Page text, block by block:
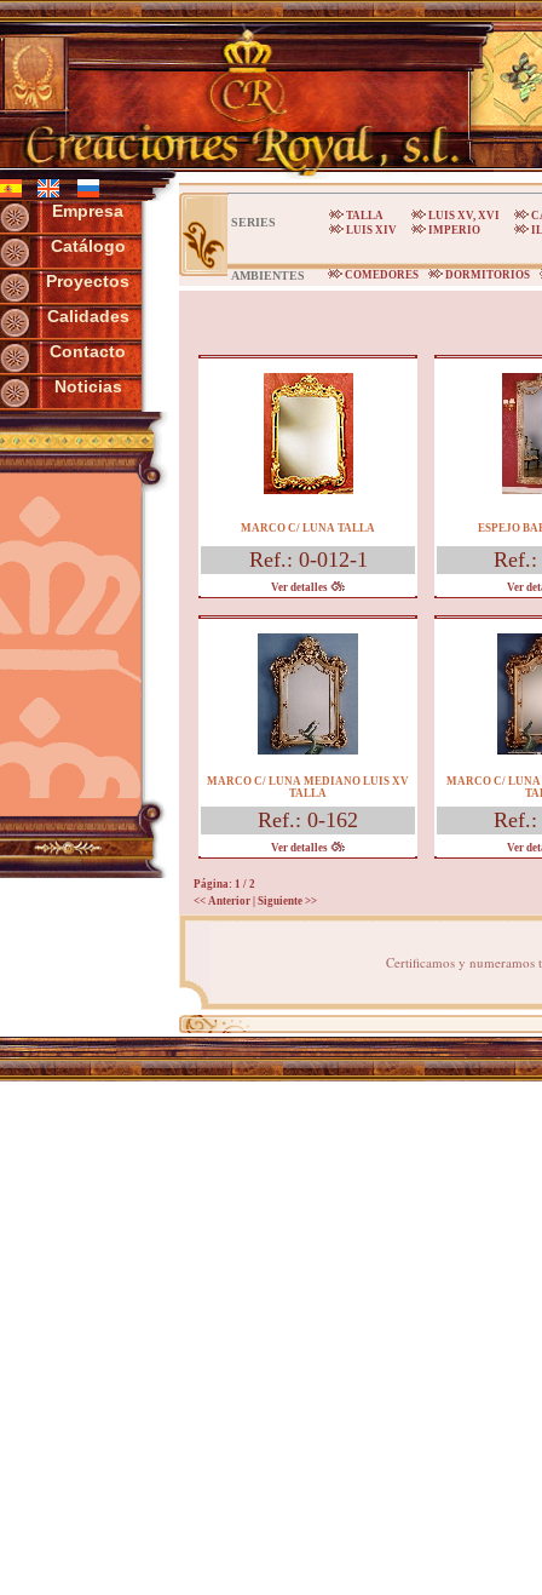
Empresa
Catálogo
Proyectos
Calidades
Contacto
Noticias
SERIES TALLA LUIS XV, XVI
LUIS XIV
IMPERIO
AMBIENTES COMEDORES DORMITORIOS
MARCO C/ LUNA TALLA
Ref.: 0-012-1
Ver detalles
ESPEJO
Ref.:
Ver
MARCO C/ LUNA MEDIANO LUIS XV
TALLA
Ref.: 0-162
Ver detalles
MARCO C/
Ref.:
Ver
Página: 1 / 2
<< Anterior Siguiente >>
Certificamos y numeramos